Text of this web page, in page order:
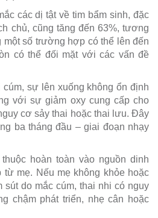
các dị tật về tim bẩm sinh, đặc
chủ, cũng tăng đến 63%, tương
số trường hợp có thể lên đến
có thể đối mặt với các vấn đề
sự lên xuống không ổn định
với sự giảm oxy cung cấp cho
cơ sảy thai hoặc thai lưu. Đây
ba tháng đầu – giai đoạn nhạy
hoàn toàn vào nguồn dinh
mẹ. Nếu mẹ không khỏe hoặc
sút do mắc cúm, thai nhi có nguy
chậm phát triển, nhẹ cân hoặc